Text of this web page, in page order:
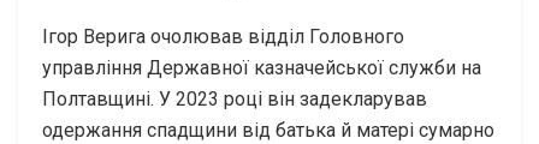
Ігор Верига очолював відділ Головного
управління Державної казначейської служби на
Полтавщині. У 2023 році він задекларував
одержання спадщини від батька й матері сумарно